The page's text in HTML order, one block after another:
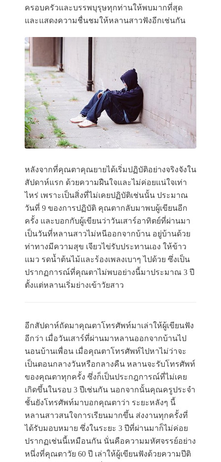
ครอบครัวและบรรพบุรุษทุกท่านให้พบมากที่สุด
และแสดงความชื่นชมให้หลานสาวฟังอีกเช่นกัน
หลังจากที่คุณตาคุณยายได้เริ่มปฏิบัติอย่างจริงจังใน
สัปดาห์แรก ด้วยความฝืนใจและไม่ค่อยแน่ใจเท่า
ไหร่ เพราะเป็นสิ่งที่ไม่เคยปฏิบัติเช่นนั้น ประมาณ
วันที่ 9 ของการปฏิบัติ คุณตากลับมาพบผู้เขียนอีก
ครั้ง และบอกกับผู้เขียนว่าวันเสาร์อาทิตย์ที่ผ่านมา
เป็นวันที่หลานสาวไม่หนีออกจากบ้าน อยู่บ้านด้วย
ท่าทางมีความสุข เจียวไข่รับประทานเอง ให้ข้าว
แมว รดน้ำต้นไม้และร้องเพลงเบาๆ ไปด้วย ซึ่งเป็น
ปรากฏการณ์ที่คุณตาไม่พบอย่างนี้มาประมาณ 3 ปี
ตั้งแต่หลานเริ่มย่างเข้าวัยสาว
อีกสัปดาห์ถัดมาคุณตาโทรศัพท์มาเล่าให้ผู้เขียนฟัง
อีกว่า เมื่อวันเสาร์ที่ผ่านมาหลานออกจากบ้านไป
นอนบ้านเพื่อน เมื่อคุณตาโทรศัพท์ไปหาไม่ว่าจะ
เป็นตอนกลางวันหรือกลางคืน หลานจะรับโทรศัพท์
ของคุณตาทุกครั้ง ซึ่งก็เป็นประกฎการณ์ที่ไม่เคย
เกิดขึ้นในรอบ 3 ปีเช่นกัน นอกจากนั้นคุณครูประจำ
ชั้นยังโทรศัพท์มาบอกคุณตาว่า ระยะหลังๆ นี้
หลานสาวสนใจการเรียนมากขึ้น ส่งงานทุกครั้งที่
ได้รับมอบหมาย ซึ่งในระยะ 3 ปีที่ผ่านมาก็ไม่ค่อย
ปรากฏเช่นนี้เหมือนกัน นั่นคือความมหัศจรรย์อย่าง
หนึ่งที่คุณตาวัย 60 ปี เล่าให้ผู้เขียนฟังด้วยความปีติ